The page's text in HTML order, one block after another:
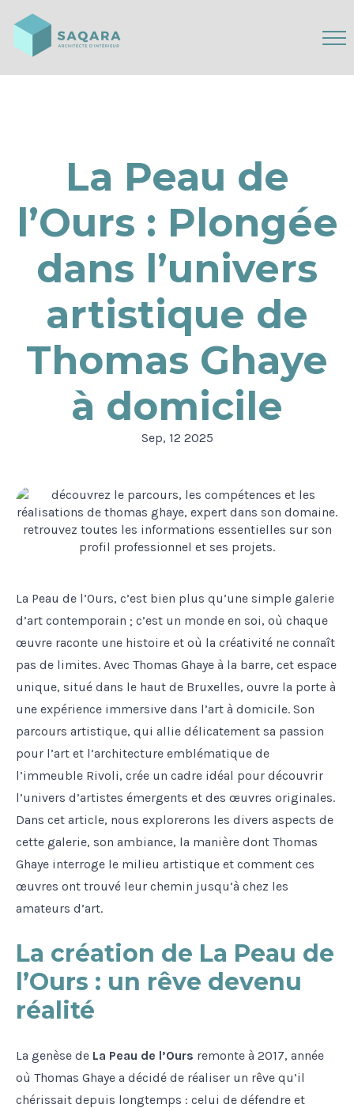
La Peau de
l’Ours : Plongée
dans l’univers
artistique de
Thomas Ghaye
à domicile
Sep, 12 2025
La Peau de l’Ours, c’est bien plus qu’une simple galerie
d’art contemporain ; c’est un monde en soi, où chaque
œuvre raconte une histoire et où la créativité ne connaît
pas de limites. Avec Thomas Ghaye à la barre, cet espace
unique, situé dans le haut de Bruxelles, ouvre la porte à
une expérience immersive dans l’art à domicile. Son
parcours artistique, qui allie délicatement sa passion
pour l’art et l’architecture emblématique de
l’immeuble Rivoli, crée un cadre idéal pour découvrir
l’univers d’artistes émergents et des œuvres originales.
Dans cet article, nous explorerons les divers aspects de
cette galerie, son ambiance, la manière dont Thomas
Ghaye interroge le milieu artistique et comment ces
œuvres ont trouvé leur chemin jusqu’à chez les
amateurs d’art.
La création de La Peau de
l’Ours : un rêve devenu
réalité
La genèse de La Peau de l’Ours remonte à 2017, année
où Thomas Ghaye a décidé de réaliser un rêve qu’il
chérissait depuis longtemps : celui de défendre et